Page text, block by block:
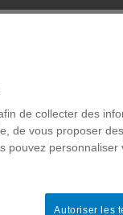
de collecter des
de vous proposer
pouvez
Autoriser les